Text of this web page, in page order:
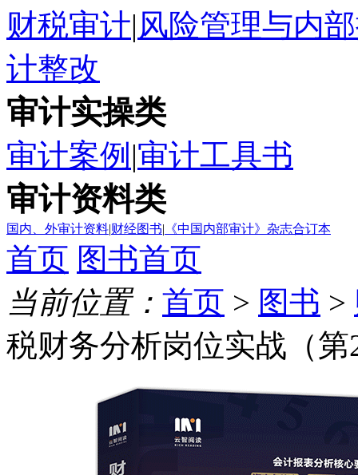
财税审计|风险管理与内
计整改
审计实操类
审计案例 |审计工具书
审计资料类
国内、外审计资料|财经图书| 《中国内部审计》杂志合订本
首页 图书首页
当前位置： 首页 > 图书 >
税财务分析岗位实战（第